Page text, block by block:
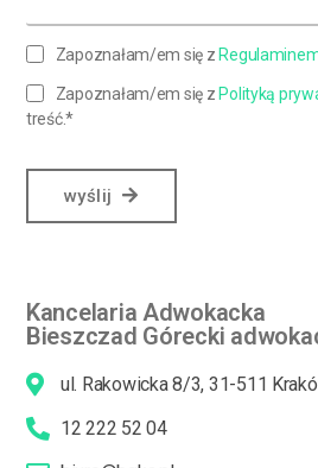
Zapoznałam/em się z
Zapoznałam/em się z Polityką
treść.*
wyślij
Kancelaria Adwokacka
Bieszczad Górecki
ul. Rakowicka 8/3, 31-511
12 222 52 04